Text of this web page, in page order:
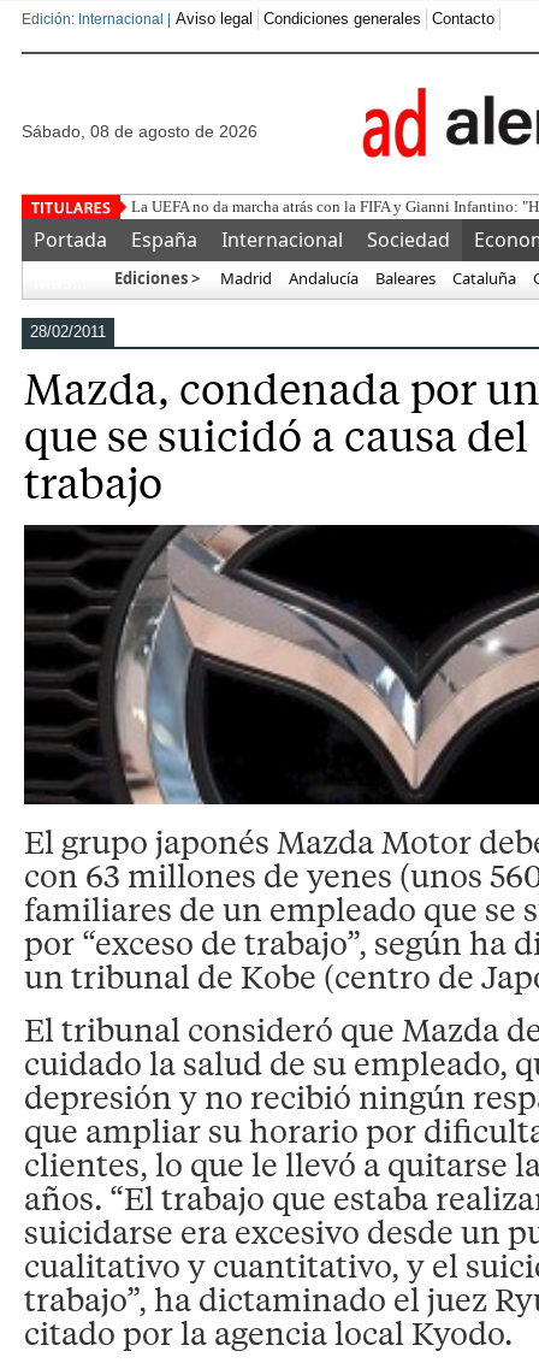
Edición: Internacional | Aviso legal Condiciones generales Contacto
sábado, 08 de agosto de 2026
La UEFA no da marcha atrás con la FIFA y Gianni Infantino:
Portada España Internacional Sociedad
Ediciones > Madrid Andalucía Baleares Cataluña
28/02/2011
Mazda, condenada por
que se suicidó a causa del
trabajo
El grupo japonés Mazda Motor
con 63 millones de yenes (unos
familiares de un empleado que se
por “exceso de trabajo”, según ha
un tribunal de Kobe (centro de
El tribunal consideró que Mazda
cuidado la salud de su empleado,
depresión y no recibió ningún
que ampliar su horario por
clientes, lo que le llevó a quitarse
años. “El trabajo que estaba
suicidarse era excesivo desde un
cualitativo y cuantitativo, y el
trabajo”, ha dictaminado el juez
citado por la agencia local Kyodo.